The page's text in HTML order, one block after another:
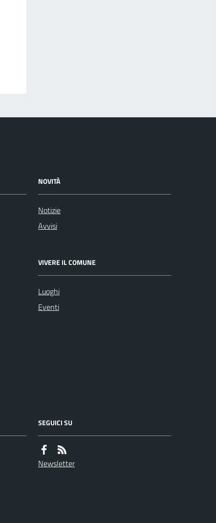
NOVITÀ
Notizie
Avvisi
VIVERE IL COMUNE
Luoghi
Eventi
SEGUICI SU
Newsletter